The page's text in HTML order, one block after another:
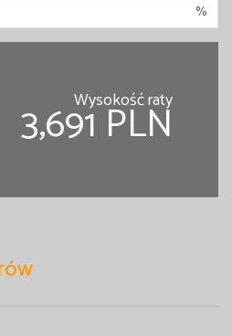
%
Wysokość raty
3,691 PLN